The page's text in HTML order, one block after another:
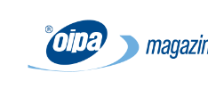
contenuto